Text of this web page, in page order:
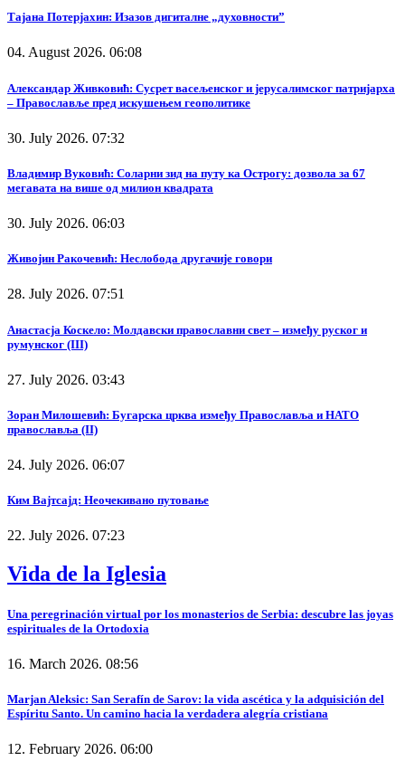
Тајана Потерјахин: Изазов дигиталне „духовности”
04. August 2026. 06:08
Александар Живковић: Сусрет васељенског и јерусалимског патријарха
– Православље пред искушењем геополитике
30. July 2026. 07:32
Владимир Вуковић: Соларни зид на путу ка Острогу: дозвола за 67
мегавата на више од милион квадрата
30. July 2026. 06:03
Живојин Ракочевић: Неслобода другачије говори
28. July 2026. 07:51
Анастасја Коскело: Молдавски православни свет – између руског и
румунског (III)
27. July 2026. 03:43
Зоран Милошевић: Бугарска црква између Православља и НАТО
православља (II)
24. July 2026. 06:07
Ким Вајтсајд: Неочекивано путовање
22. July 2026. 07:23
Vida de la Iglesia
Una peregrinación virtual por los monasterios de Serbia: descubre las joyas
espirituales de la Ortodoxia
16. March 2026. 08:56
Marjan Aleksic: San Serafín de Sarov: la vida ascética y la adquisición del
Espíritu Santo. Un camino hacia la verdadera alegría cristiana
12. February 2026. 06:00